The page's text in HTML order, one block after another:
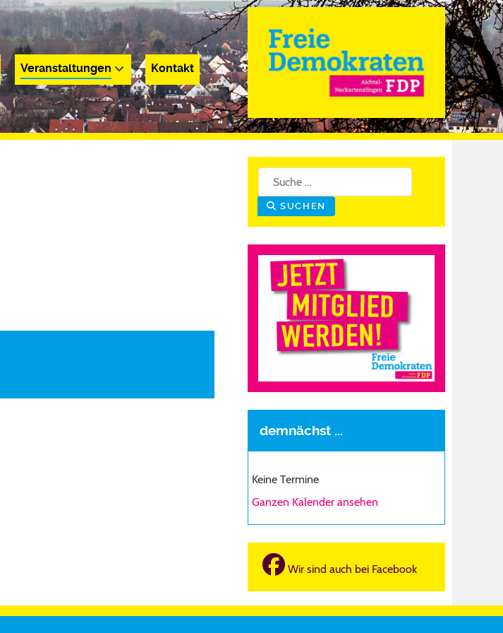
Veranstaltungen Kontakt
Veranstaltungen Kontakt
SUCHEN
demnächst ...
Keine Termine
Ganzen Kalender ansehen
Wir sind auch bei Facebook